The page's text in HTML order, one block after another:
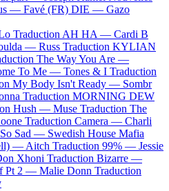
— Favé (FR) DIE — Gazo
Traduction AH HA — Cardi B
— Russ Traduction KYLIAN
The Way You Are —
To Me — Tones & I Traduction
My Body Isn't Ready — Sombr
Traduction MORNING DEW
Hush — Muse Traduction The
Traduction Camera — Charli
So Sad — Swedish House Mafia
— Aitch Traduction 99% — Jessie
Xhoni Traduction Bizarre —
Pt 2 — Malie Donn Traduction